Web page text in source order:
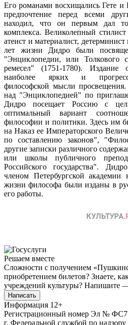
Его романами восхищались Гете и
предпочтение перед всеми
находил, что он первым дал
комплекса. Великолепный
атеист и материалист,
лет жизни Дидро были
"Энциклопедии, или Толкового
ремесел" (1751-1780). Издание
наиболее ярких и
философской мысли
над "Энциклопедией" по
Дидро посещает Россию с
оптимальный вариант
философии и политики. Здесь им
на Наказ ее Императорского
по составлению законов",
другие записки различного
или школы публичного
Российского государства".
членом Петербургской
жизни философа были изданы в
его работы.
Решаем вместе
Сложности с получением
приобретением билетов? Знаете,
учреждений культуры? Напишите
Написать
Информация 12+
Регистрационный номер Эл №
г. Федеральной службой по надзору